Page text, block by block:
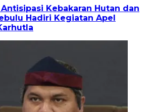
Kebakaran Hutan dan
Hadiri Kegiatan Apel